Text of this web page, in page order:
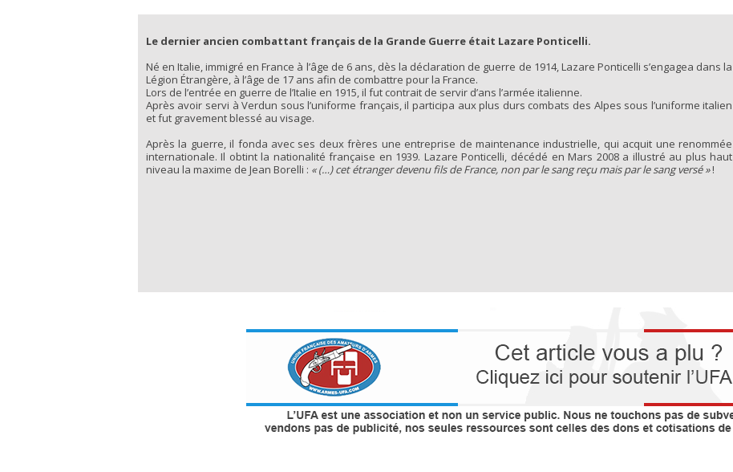
Le dernier ancien combattant français de la Grande Guerre était Lazare Ponticelli.
Né en Italie, immigré en France à l’âge de 6 ans, dès la déclaration de guerre de 1914, Lazare Ponticelli s’engagea dans la
Légion Étrangère, à l’âge de 17 ans afin de combattre pour la France.
Lors de l’entrée en guerre de l’Italie en 1915, il fut contrait de servir d’ans l’armée italienne.
Après avoir servi à Verdun sous l’uniforme français, il participa aux plus durs combats des Alpes sous l’uniforme italien
et fut gravement blessé au visage.
Après la guerre, il fonda avec ses deux frères une entreprise de maintenance industrielle, qui acquit une renommée
internationale. Il obtint la nationalité française en 1939. Lazare Ponticelli, décédé en Mars 2008 a illustré au plus haut
niveau la maxime de Jean Borelli : « (…) cet étranger devenu fils de France, non par le sang reçu mais par le sang versé »!